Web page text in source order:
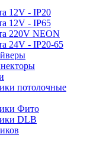
12V - IP20
12V - IP65
220V NEON
24V - IP20-65
потолочные
Фито
DLB